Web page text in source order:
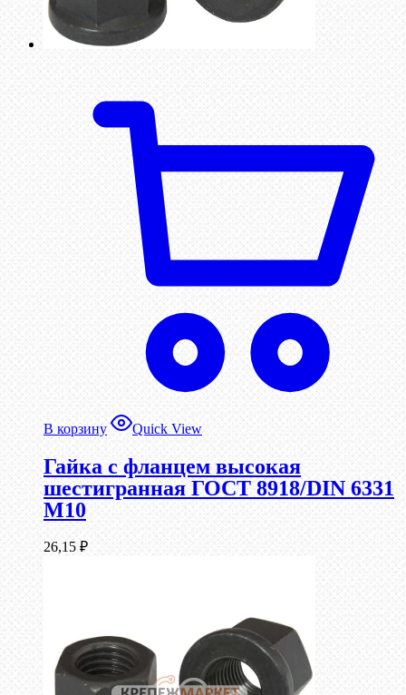
В корзину Quick View
Гайка с фланцем высокая
шестигранная ГОСТ 8918/DIN 6331
М10
26,15 ₽